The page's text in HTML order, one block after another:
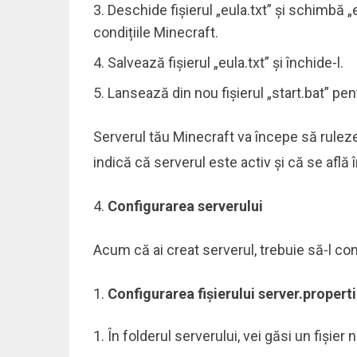
Deschide fișierul „eula.txt” și schimbă
condițiile Minecraft.
Salvează fișierul „eula.txt” și închide-l.
Lansează din nou fișierul „start.bat”
Serverul tău Minecraft va începe să
indică că serverul este activ și că se află
Configurarea serverului
Acum că ai creat serverul, trebuie să-l
Configurarea fișierului
În folderul serverului, vei găsi un fișier